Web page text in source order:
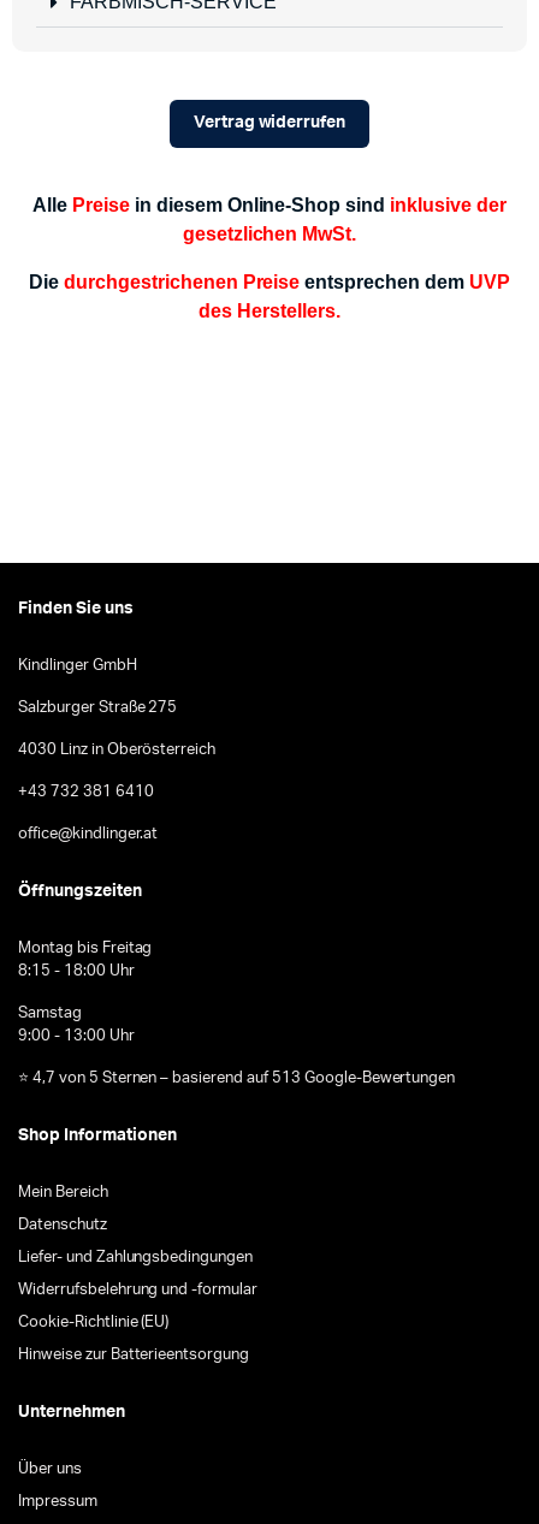
Vertrag widerrufen
Alle Preisein diesem Online-Shop sind inklusive der
gesetzlichen MwSt.
Diedurchgestrichenen Preise entsprechen dem UVP
des Herstellers.
Finden Sie uns
Kindlinger GmbH
Salzburger Straße 275
4030 Linz in Oberösterreich
+43 732 381 6410
office@kindlinger.at
Öffnungszeiten
Montag bis Freitag
8:15 - 18:00 Uhr
Samstag
9:00 - 13:00 Uhr
⭐ 4,7 von 5 Sternen – basierend auf 513 Google-Bewertungen
Shop Informationen
Mein Bereich
Datenschutz
Liefer- und Zahlungsbedingungen
Widerrufsbelehrung und -formular
Cookie-Richtlinie (EU)
Hinweise zur Batterieentsorgung
Unternehmen
Über uns
Impressum